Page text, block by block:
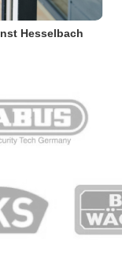
Hesselbach